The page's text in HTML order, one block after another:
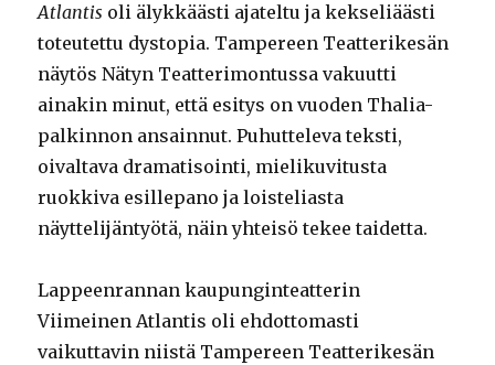
Atlantis oli älykkäästi ajateltu ja kekseliäästi
toteutettu dystopia. Tampereen Teatterikesän
näytös Nätyn Teatterimontussa vakuutti
ainakin minut, että esitys on vuoden Thalia-
palkinnon ansainnut. Puhutteleva teksti,
oivaltava dramatisointi, mielikuvitusta
ruokkiva esillepano ja loisteliasta
näyttelijäntyötä, näin yhteisö tekee taidetta.
Lappeenrannan kaupunginteatterin
Viimeinen Atlantis oli ehdottomasti
vaikuttavin niistä Tampereen Teatterikesän